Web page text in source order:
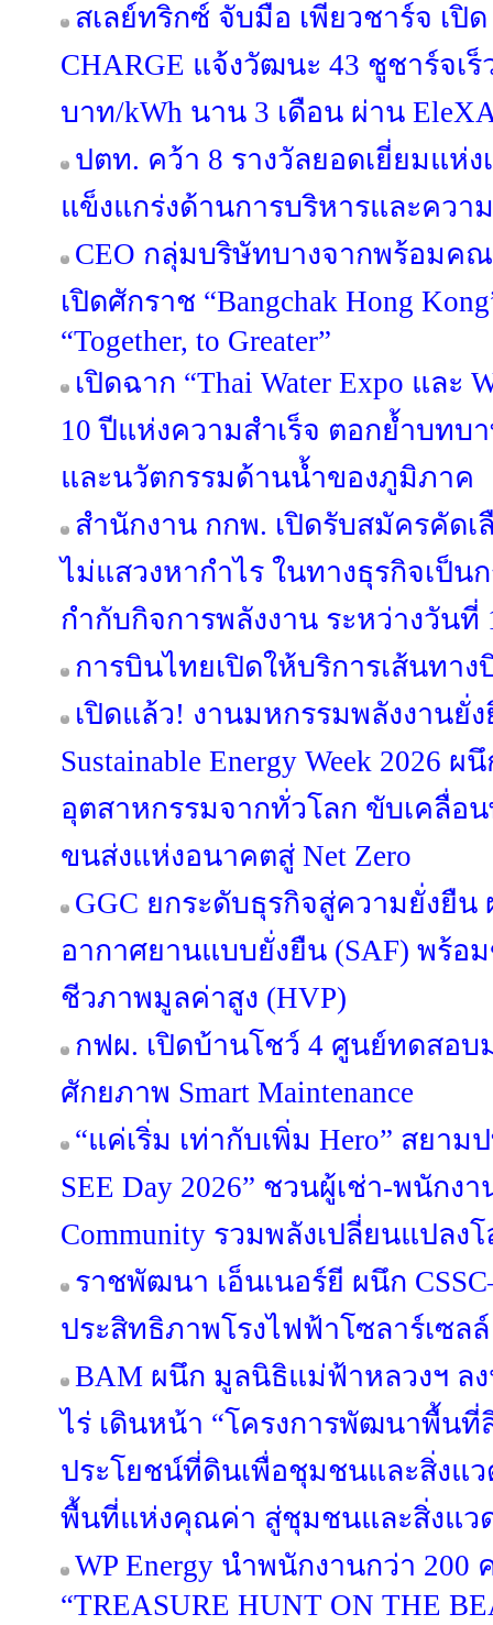
สเลย์ทริกซ์ จับมือ เพียวชาร์จ เปิ
CHARGE แจ้งวัฒนะ 43 ชูชาร์จเร็
บาท/kWh นาน 3 เดือน ผ่าน
ปตท. คว้า 8 รางวัลยอดเยี่ยมแห่
แข็งแกร่งด้านการบริหารและควา
CEO กลุ่มบริษัทบางจากพร้อมค
เปิดศักราช “Bangchak Hong
“Together, to Greater”
เปิดฉาก “Thai Water Expo และ
10 ปีแห่งความสำเร็จ ตอกย้ำบทบ
และนวัตกรรมด้านน้ำของภูมิภาค
สำนักงาน กกพ. เปิดรับสมัครคัด
ไม่แสวงหากำไร ในทางธุรกิจเป็น
กำกับกิจการพลังงาน ระหว่างวันที่
การบินไทยเปิดให้บริการเส้นทา
เปิดแล้ว! งานมหกรรมพลังงานยั่ง
Sustainable Energy Week 2026
อุตสาหกรรมจากทั่วโลก ขับเคลื่อ
ขนส่งแห่งอนาคตสู่ Net Zero
GGC ยกระดับธุรกิจสู่ความยั่งยืน
อากาศยานแบบยั่งยืน (SAF) พร้
ชีวภาพมูลค่าสูง (HVP)
กฟผ. เปิดบ้านโชว์ 4 ศูนย์ทดสอบ
ศักยภาพ Smart Maintenance
“แค่เริ่ม เท่ากับเพิ่ม Hero” สยาม
SEE Day 2026” ชวนผู้เช่า-พนักงา
Community รวมพลังเปลี่ยนแปลง
ราชพัฒนา เอ็นเนอร์ยี ผนึก
ประสิทธิภาพโรงไฟฟ้าโซลาร์เซลล์
BAM ผนึก มูลนิธิแม่ฟ้าหลวงฯ ลง
ไร่ เดินหน้า “โครงการพัฒนาพื้นที่
ประโยชน์ที่ดินเพื่อชุมชนและสิ่งแว
พื้นที่แห่งคุณค่า สู่ชุมชนและสิ่งแว
WP Energy นำพนักงานกว่า 200
“TREASURE HUNT ON THE